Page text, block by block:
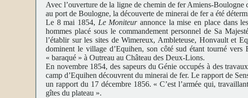
Avec l’ouverture de la ligne de chemin de fer Amiens-
au port de Boulogne, la découverte de minerai de fer a été
Le 8 mai 1854, Le Moniteurannonce la mise en place dans
hommes placé sous le commandement personnel de Sa
l’établir sur les sites de Wimereux, Ambleteuse, Honvault et
dominent le village d’Equihen, son côté sud étant tourné
« baraqué » à Outreau au Château des Deux-Lions.
En novembre 1854, des sapeurs du Génie occupés à des
camp d’Equihen découvrent du minerai de fer. Le rapport de
un rapport du 17 décembre 1856. « C’est l’armée qui,
gîtes du plateau ».